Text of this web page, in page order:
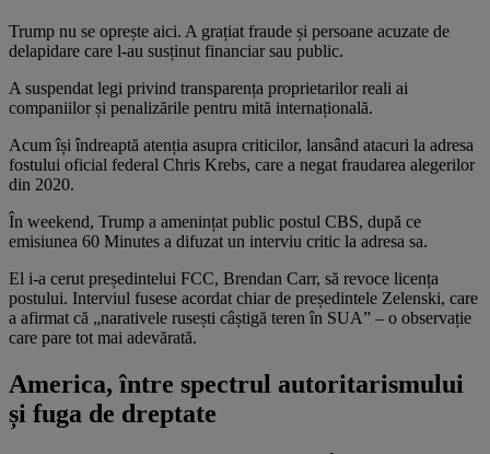
Trump nu se oprește aici. A grațiat fraude și persoane acuzate de
delapidare care l-au susținut financiar sau public.
A suspendat legi privind transparența proprietarilor reali ai
companiilor și penalizările pentru mită internațională.
Acum își îndreaptă atenția asupra criticilor, lansând atacuri la adresa
fostului oficial federal Chris Krebs, care a negat fraudarea alegerilor
din 2020.
În weekend, Trump a amenințat public postul CBS, după ce
emisiunea 60 Minutes a difuzat un interviu critic la adresa sa.
El i-a cerut președintelui FCC, Brendan Carr, să revoce licența
postului. Interviul fusese acordat chiar de președintele Zelenski, care
a afirmat că „narativele rusești câștigă teren în SUA” – o observație
care pare tot mai adevărată.
America, între spectrul autoritarismului
și fuga de dreptate